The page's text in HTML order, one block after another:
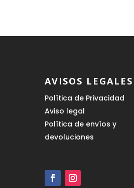
AVISOS LEGALES
Política de Privacidad
Aviso legal
Política de envíos y
devoluciones